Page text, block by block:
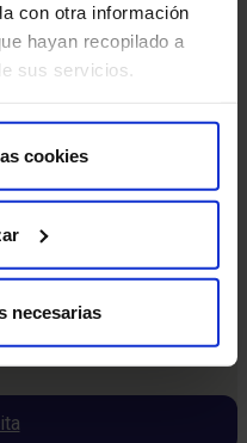
con otra información
hayan recopilado a
sus servicios.
cookies
necesariasde esta